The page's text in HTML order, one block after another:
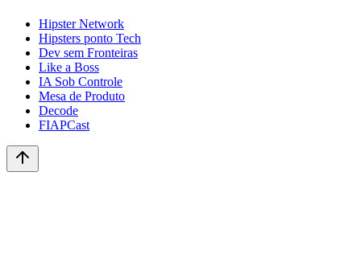
Hipster Network
Hipsters ponto Tech
Dev sem Fronteiras
Like a Boss
IA Sob Controle
Mesa de Produto
Decode
FIAPCast